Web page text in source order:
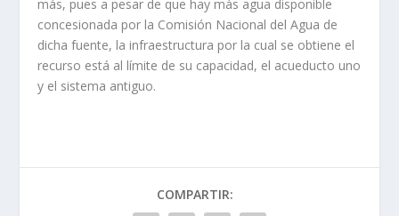
más, pues a pesar de que hay más agua disponible
concesionada por la Comisión Nacional del Agua de
dicha fuente, la infraestructura por la cual se obtiene el
recurso está al límite de su capacidad, el acueducto uno
y el sistema antiguo.
COMPARTIR: